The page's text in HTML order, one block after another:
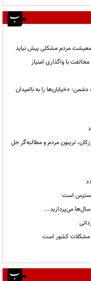
معیشت مردم مشکلی پیش نیاید
با واگذاری امتیاز
«خیابان‌ها را به ناامیدان
تریبون مردم و مطالبه‌گر حل
دسترس است
مشکلات کشور است